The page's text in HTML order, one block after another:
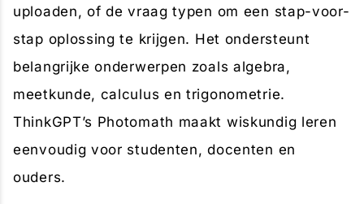
uploaden, of de vraag typen om een stap-voor-
stap oplossing te krijgen. Het ondersteunt
belangrijke onderwerpen zoals algebra,
meetkunde, calculus en trigonometrie.
ThinkGPT’s Photomath maakt wiskundig leren
eenvoudig voor studenten, docenten en
ouders.